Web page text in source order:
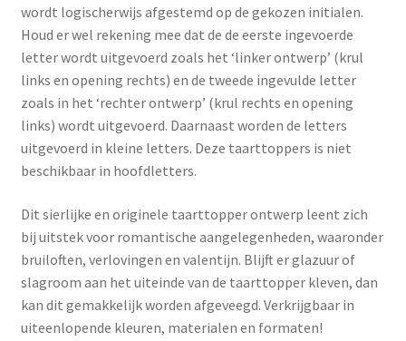
wordt logischerwijs afgestemd op de gekozen initialen.
Houd er wel rekening mee dat de de eerste ingevoerde
letter wordt uitgevoerd zoals het ‘linker ontwerp’ (krul
links en opening rechts) en de tweede ingevulde letter
zoals in het ‘rechter ontwerp’ (krul rechts en opening
links) wordt uitgevoerd. Daarnaast worden de letters
uitgevoerd in kleine letters. Deze taarttoppers is niet
beschikbaar in hoofdletters.
Dit sierlijke en originele taarttopper ontwerp leent zich
bij uitstek voor romantische aangelegenheden, waaronder
bruiloften, verlovingen en valentijn. Blijft er glazuur of
slagroom aan het uiteinde van de taarttopper kleven, dan
kan dit gemakkelijk worden afgeveegd. Verkrijgbaar in
uiteenlopende kleuren, materialen en formaten!